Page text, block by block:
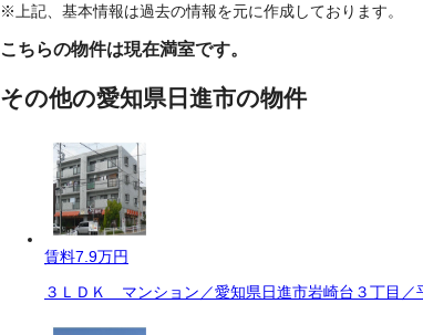
※上記、基本情報は過去の情報を元に作成しております。
こちらの物件は現在満室です。
その他の愛知県日進市の物件
賃料7.9万円
３ＬＤＫ マンション／愛知県日進市岩崎台３丁目／